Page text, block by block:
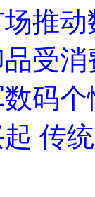
推
受
码
传